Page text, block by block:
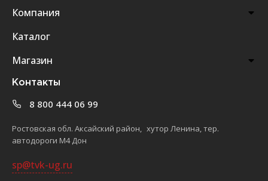
Компания
Каталог
Магазин
Контакты
8 800 444 06 99
Ростовская обл. Аксайский район, хутор Ленина, тер.
автодороги М4 Дон
sp@tvk-ug.ru